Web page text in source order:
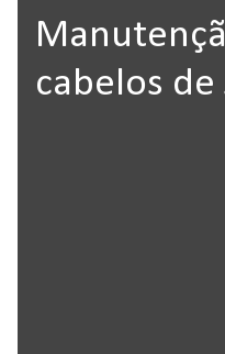
cabelos de